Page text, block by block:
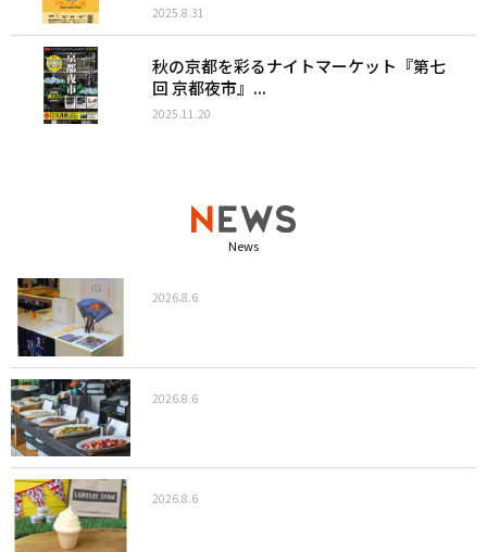
2025.8.31
秋の京都を彩るナイトマーケット『第七
回 京都夜市』...
2025.11.20
News
2026.8.6
2026.8.6
2026.8.6